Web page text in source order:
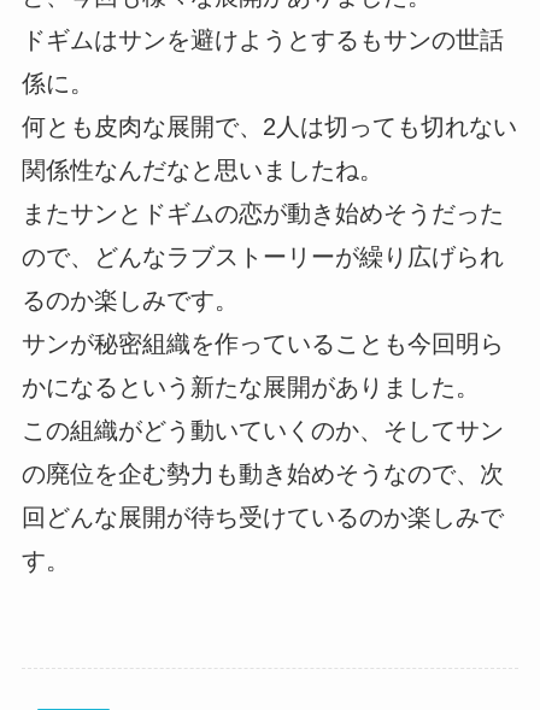
ドギムはサンを避けようとするもサンの世話
係に。
何とも皮肉な展開で、2人は切っても切れない
関係性なんだなと思いましたね。
またサンとドギムの恋が動き始めそうだった
ので、どんなラブストーリーが繰り広げられ
るのか楽しみです。
サンが秘密組織を作っていることも今回明ら
かになるという新たな展開がありました。
この組織がどう動いていくのか、そしてサン
の廃位を企む勢力も動き始めそうなので、次
回どんな展開が待ち受けているのか楽しみで
す。